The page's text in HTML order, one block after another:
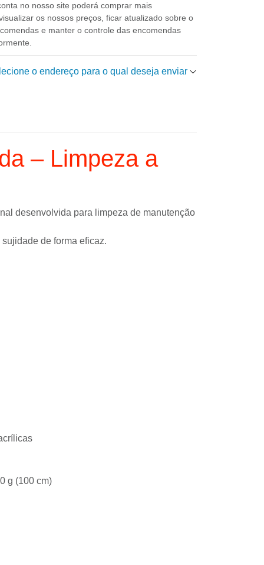
no nosso site poderá comprar mais
os nossos preços, ficar atualizado sobre o
e manter o controle das encomendas
o endereço para o qual deseja enviar
– Limpeza a
desenvolvida para limpeza de manutenção
de forma eficaz.
g (100 cm)